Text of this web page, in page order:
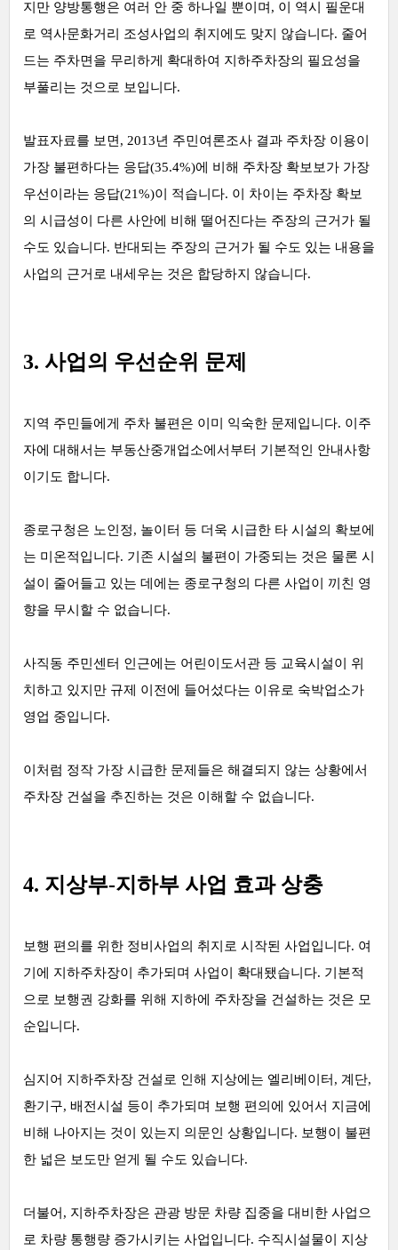
지만 양방통행은 여러 안 중 하나일 뿐이며, 이 역시 필운대
로 역사문화거리 조성사업의 취지에도 맞지 않습니다. 줄어
드는 주차면을 무리하게 확대하여 지하주차장의 필요성을
부풀리는 것으로 보입니다.
발표자료를 보면, 2013년 주민여론조사 결과 주차장 이용이
가장 불편하다는 응답(35.4%)에 비해 주차장 확보보가 가장
우선이라는 응답(21%)이 적습니다. 이 차이는 주차장 확보
의 시급성이 다른 사안에 비해 떨어진다는 주장의 근거가 될
수도 있습니다. 반대되는 주장의 근거가 될 수도 있는 내용을
사업의 근거로 내세우는 것은 합당하지 않습니다.
3. 사업의 우선순위 문제
지역 주민들에게 주차 불편은 이미 익숙한 문제입니다. 이주
자에 대해서는 부동산중개업소에서부터 기본적인 안내사항
이기도 합니다.
종로구청은 노인정, 놀이터 등 더욱 시급한 타 시설의 확보에
는 미온적입니다. 기존 시설의 불편이 가중되는 것은 물론 시
설이 줄어들고 있는 데에는 종로구청의 다른 사업이 끼친 영
향을 무시할 수 없습니다.
사직동 주민센터 인근에는 어린이도서관 등 교육시설이 위
치하고 있지만 규제 이전에 들어섰다는 이유로 숙박업소가
영업 중입니다.
이처럼 정작 가장 시급한 문제들은 해결되지 않는 상황에서
주차장 건설을 추진하는 것은 이해할 수 없습니다.
4. 지상부-지하부 사업 효과 상충
보행 편의를 위한 정비사업의 취지로 시작된 사업입니다. 여
기에 지하주차장이 추가되며 사업이 확대됐습니다. 기본적
으로 보행권 강화를 위해 지하에 주차장을 건설하는 것은 모
순입니다.
심지어 지하주차장 건설로 인해 지상에는 엘리베이터, 계단,
환기구, 배전시설 등이 추가되며 보행 편의에 있어서 지금에
비해 나아지는 것이 있는지 의문인 상황입니다. 보행이 불편
한 넓은 보도만 얻게 될 수도 있습니다.
더불어, 지하주차장은 관광 방문 차량 집중을 대비한 사업으
로 차량 통행량 증가시키는 사업입니다. 수직시설물이 지상